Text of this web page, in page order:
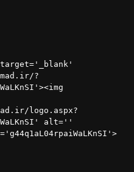
?
logo.aspx?
alt=''